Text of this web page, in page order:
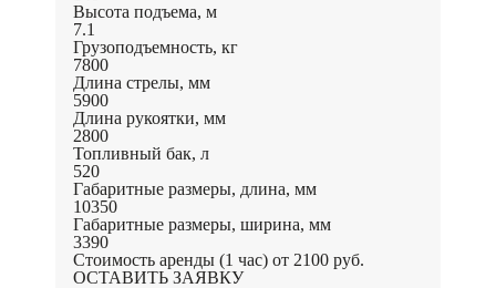
Высота подъема, м
7.1
Грузоподъемность, кг
7800
Длина стрелы, мм
5900
Длина рукоятки, мм
2800
Топливный бак, л
520
Габаритные размеры, длина, мм
10350
Габаритные размеры, ширина, мм
3390
Стоимость аренды (1 час) от 2100 руб.
ОСТАВИТЬ ЗАЯВКУ